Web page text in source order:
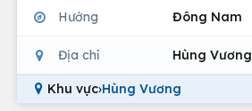
Hướng Đông Nam
Địa chỉ Hùng Vương
Khu vực›Hùng Vương